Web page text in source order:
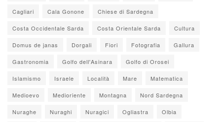
Cagliari Cala Gonone Chiese di Sardegna
Costa Occidentale Sarda Costa Orientale Sarda Cultura
Domus de janas Dorgali Fiori Fotografia Gallura
Gastronomia Golfo dell'Asinara Golfo di Orosei
Islamismo Israele Località Mare Matematica
Medioevo Medioriente Montagna Nord Sardegna
Nuraghe Nuraghi Nuragici Ogliastra Olbia